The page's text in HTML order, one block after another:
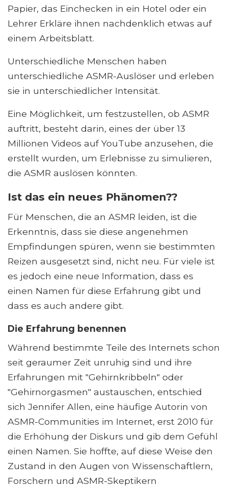
Papier, das Einchecken in ein Hotel oder ein
Lehrer Erkläre ihnen nachdenklich etwas auf
einem Arbeitsblatt.
Unterschiedliche Menschen haben
unterschiedliche ASMR-Auslöser und erleben
sie in unterschiedlicher Intensität.
Eine Möglichkeit, um festzustellen, ob ASMR
auftritt, besteht darin, eines der über 13
Millionen Videos auf YouTube anzusehen, die
erstellt wurden, um Erlebnisse zu simulieren,
die ASMR auslösen könnten.
Ist das ein neues Phänomen??
Für Menschen, die an ASMR leiden, ist die
Erkenntnis, dass sie diese angenehmen
Empfindungen spüren, wenn sie bestimmten
Reizen ausgesetzt sind, nicht neu. Für viele ist
es jedoch eine neue Information, dass es
einen Namen für diese Erfahrung gibt und
dass es auch andere gibt.
Die Erfahrung benennen
Während bestimmte Teile des Internets schon
seit geraumer Zeit unruhig sind und ihre
Erfahrungen mit "Gehirnkribbeln" oder
"Gehirnorgasmen" austauschen, entschied
sich Jennifer Allen, eine häufige Autorin von
ASMR-Communities im Internet, erst 2010 für
die Erhöhung der Diskurs und gib dem Gefühl
einen Namen. Sie hoffte, auf diese Weise den
Zustand in den Augen von Wissenschaftlern,
Forschern und ASMR-Skeptikern